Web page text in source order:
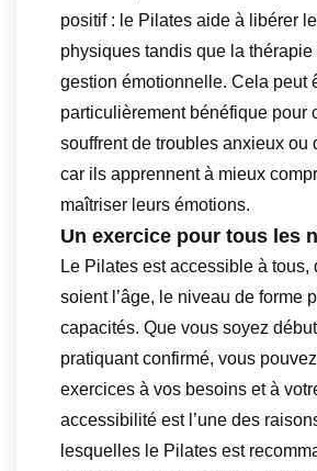
positif : le Pilates aide à libérer
physiques tandis que la thérapie
gestion émotionnelle. Cela peut
particulièrement bénéfique pour
souffrent de troubles anxieux ou
car ils apprennent à mieux
maîtriser leurs émotions.
Un exercice pour tous les
Le Pilates est accessible à tous,
soient l’âge, le niveau de forme
capacités. Que vous soyez
pratiquant confirmé, vous
exercices à vos besoins et à
accessibilité est l’une des
lesquelles le Pilates est